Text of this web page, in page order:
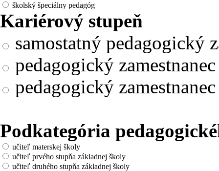
školský špeciálny pedagóg
Kariérový stupeň
samostatný pedagogický
pedagogický
pedagogický
Podkategória
učiteľ materskej školy
učiteľ prvého stupňa základnej školy
učiteľ druhého stupňa základnej školy